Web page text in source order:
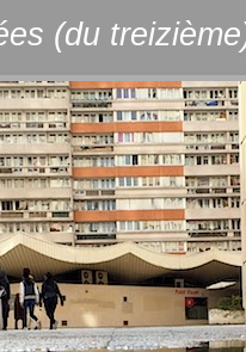
(du